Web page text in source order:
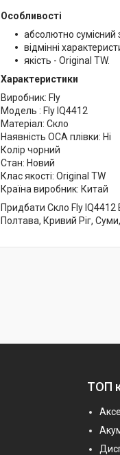
Особливості
абсолютно
відмінні
якість - Original TW.
Характеристики
Виробник: Fly
Модель : Fly IQ4412
Матеріал: Скло
Наявність ОСА плівки: Ні
Колір чорний
Стан: Новий
Клас якості: Original TW
Країна виробник: Китай
Придбати Скло Fly IQ4412
Полтава, Кривий Ріг,
ТОП